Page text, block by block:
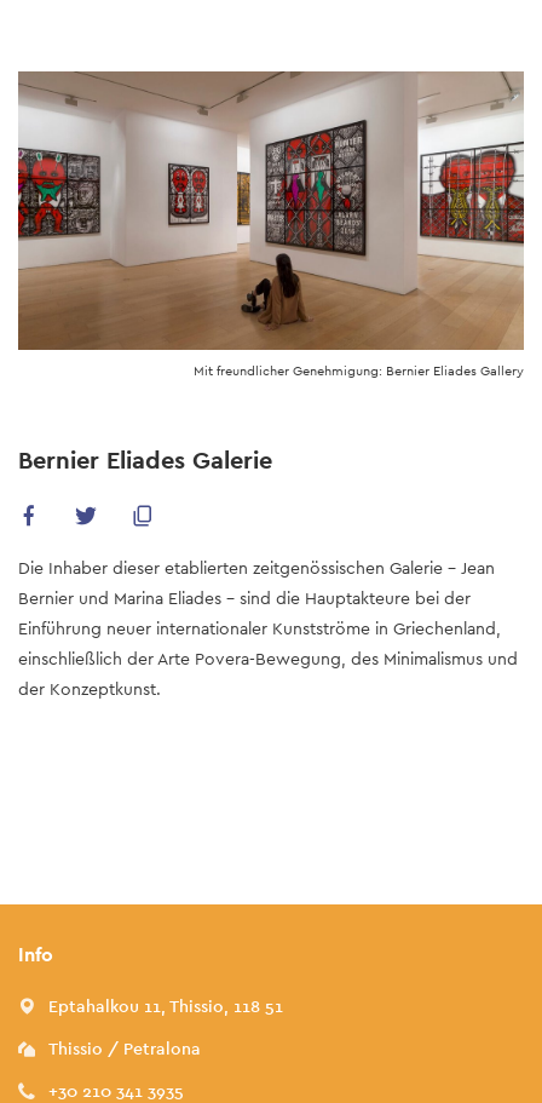
main
Mit freundlicher Genehmigung: Bernier Eliades Gallery
Bernier Eliades Galerie
Die Inhaber dieser etablierten zeitgenössischen Galerie - Jean
Bernier und Marina Eliades - sind die Hauptakteure bei der
Einführung neuer internationaler Kunstströme in Griechenland,
einschließlich der Arte Povera-Bewegung, des Minimalismus und
der Konzeptkunst.
Info
Eptahalkou 11, Thissio, 118 51
Thissio / Petralona
+30 210 341 3935